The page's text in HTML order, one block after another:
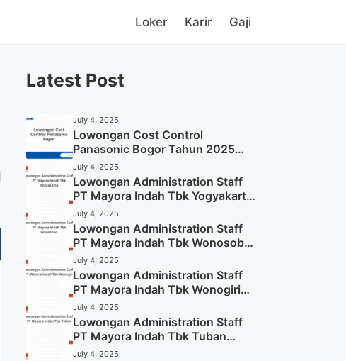
Loker Karir Gaji
Latest Post
July 4, 2025
Lowongan Cost Control
Panasonic Bogor Tahun 2025
(Lamar Sekarang)
July 4, 2025
Lowongan Administration Staff
PT Mayora Indah Tbk Yogyakarta
Tahun 2025
July 4, 2025
Lowongan Administration Staff
PT Mayora Indah Tbk Wonosobo
Tahun 2025 (Lamar Sekarang)
July 4, 2025
Lowongan Administration Staff
PT Mayora Indah Tbk Wonogiri
Tahun 2025 (Apply Now)
July 4, 2025
Lowongan Administration Staff
PT Mayora Indah Tbk Tuban
Tahun 2025 (Resmi)
July 4, 2025